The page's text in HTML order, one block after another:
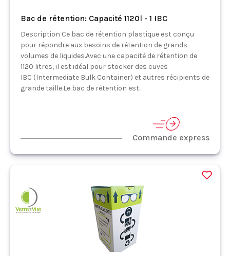
Bac de rétention: Capacité 1120l - 1 IBC
Description Ce bac de rétention plastique est conçu
pour répondre aux besoins de rétention de grands
volumes de liquides.Avec une capacité de rétention de
1120 litres, il est idéal pour stocker des cuves
IBC (Intermediate Bulk Container) et autres récipients de
grande taille.Le bac de rétention est...
Commande express